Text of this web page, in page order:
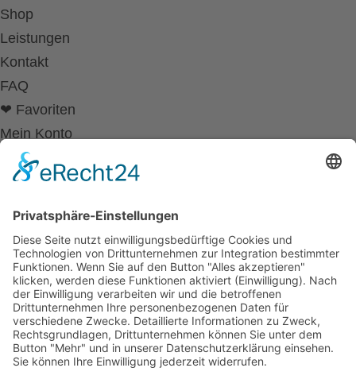
Shop
Leistungen
Kontakt
FAQ
❤ Favoriten
Mein Konto
Betriebsferien
Wir befinden uns vom
19.12.2025 bis einschließlich 07.01.2026
in unseren Betriebsferien.
In dieser Zeit werden Anfragen